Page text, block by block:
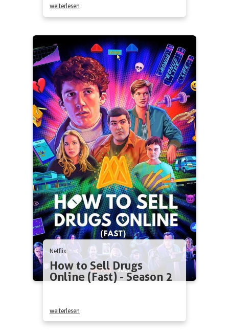
weiterlesen
Netflix
How to Sell Drugs
Online (Fast) - Season 2
weiterlesen